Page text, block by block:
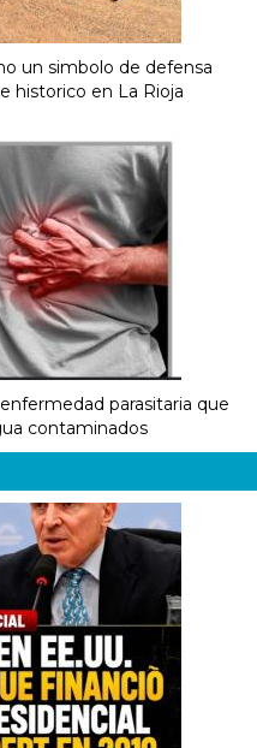
un simbolo de defensa
historico en La Rioja
parasitaria que
contaminados